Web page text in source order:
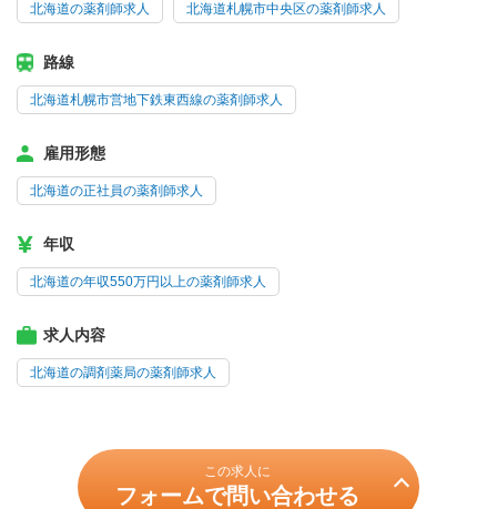
北海道の薬剤師求人 北海道札幌市中央区の薬剤師求人
路線
北海道札幌市営地下鉄東西線の薬剤師求人
雇用形態
北海道の正社員の薬剤師求人
年収
北海道の年収550万円以上の薬剤師求人
求人内容
北海道の調剤薬局の薬剤師求人
この求人に
フォームで問い合わせる